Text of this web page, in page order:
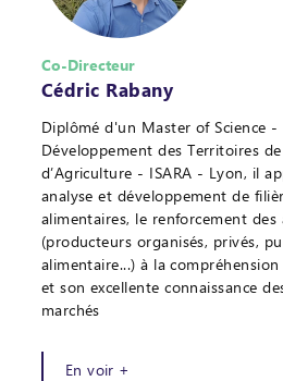
Co-Directeur
Cédric Rabany
Diplômé d'un Master of Science
Développement des Territoires
d’Agriculture - ISARA - Lyon, il
analyse et développement de
alimentaires, le renforcement des
(producteurs organisés, privés,
alimentaire...) à la
et son excellente connaissance
marchés
En voir +